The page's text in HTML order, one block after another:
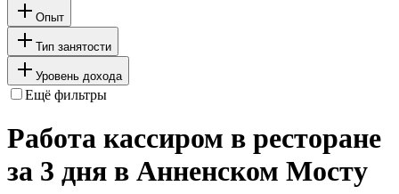
Опыт
Тип занятости
Уровень дохода
Ещё фильтры
Работа кассиром в ресторане
за 3 дня в Анненском Мосту